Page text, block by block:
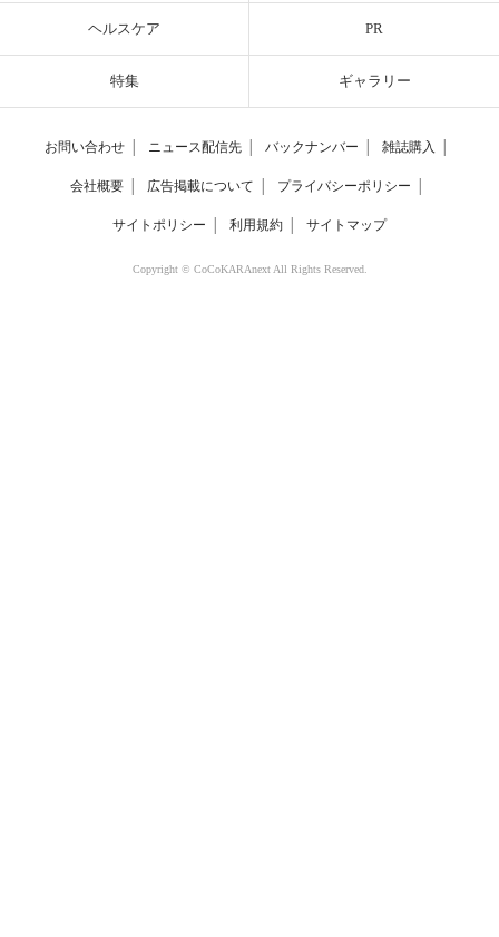
ヘルスケア PR
特集 ギャラリー
お問い合わせ ニュース配信先 バックナンバー 雑誌購入
会社概要 広告掲載について プライバシーポリシー
サイトポリシー 利用規約 サイトマップ
Copyright © CoCoKARAnext All Rights Reserved.